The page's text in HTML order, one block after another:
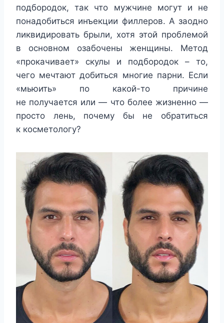
подбородок, так что мужчине могут и не
понадобиться инъекции филлеров. А заодно
ликвидировать брыли, хотя этой проблемой
в основном озабочены женщины. Метод
«прокачивает» скулы и подбородок – то,
чего мечтают добиться многие парни. Если
«мьюить» по какой-то причине
не получается или — что более жизненно —
просто лень, почему бы не обратиться
к косметологу?